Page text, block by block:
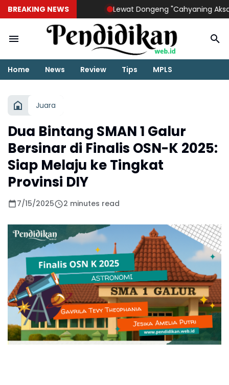
BREAKING NEWS Lewat Dongeng "Cahyaning Aksara",
Home News Review Tips MPLS
Juara
Dua Bintang SMAN 1 Galur
Bersinar di Finalis OSN-K 2025:
Siap Melaju ke Tingkat
Provinsi DIY
7/15/2025 2 minutes read